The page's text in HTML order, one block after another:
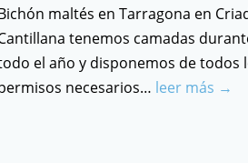
maltés en Tarragona en
tenemos camadas
el año y disponemos de todos
necesarios… leer más →